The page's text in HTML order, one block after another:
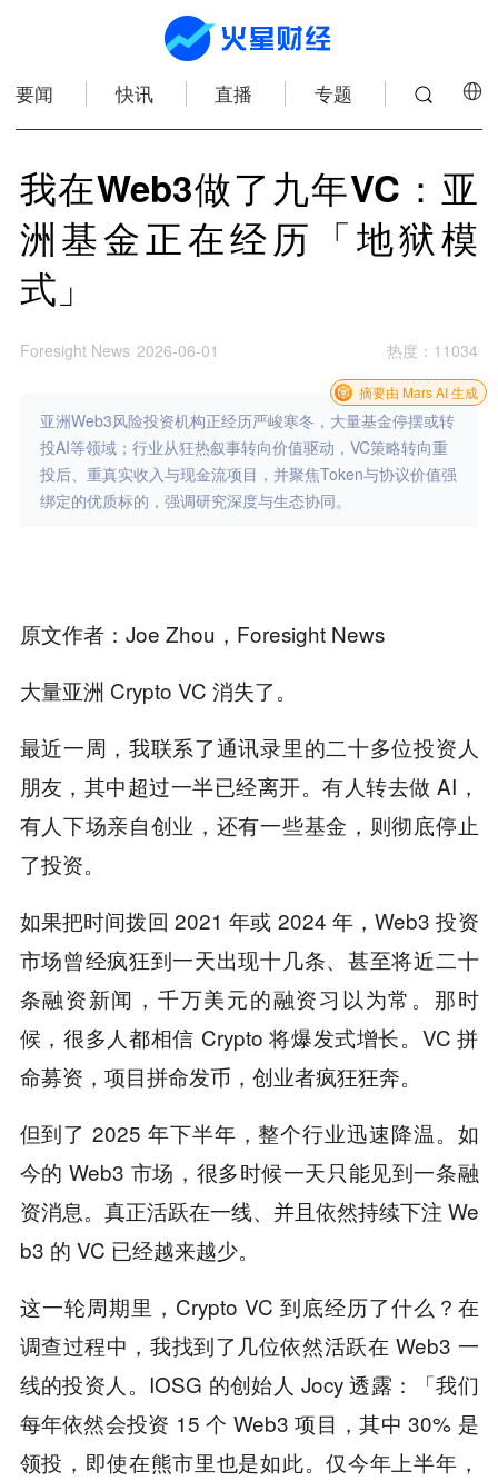
要闻 快讯 直播 专题
我在Web3做了九年VC：亚
洲基金正在经历「地狱模
式」
Foresight News 2026-06-01 热度 ： 11034
亚洲Web3风险投资机构正经历严峻寒冬，大量基金停摆或转
投AI等领域；行业从狂热叙事转向价值驱动，VC策略转向重
投后、重真实收入与现金流项目，并聚焦Token与协议价值强
绑定的优质标的，强调研究深度与生态协同。
摘要由 Mars AI 生成
原文作者：Joe Zhou，Foresight News
大量亚洲 Crypto VC 消失了。
最近一周，我联系了通讯录里的二十多位投资人
朋友，其中超过一半已经离开。有人转去做 AI，
有人下场亲自创业，还有一些基金，则彻底停止
了投资。
如果把时间拨回 2021 年或 2024 年，Web3 投资
市场曾经疯狂到一天出现十几条、甚至将近二十
条融资新闻，千万美元的融资习以为常。那时
候，很多人都相信 Crypto 将爆发式增长。VC 拼
命募资，项目拼命发币，创业者疯狂狂奔。
但到了 2025 年下半年，整个行业迅速降温。如
今的 Web3 市场，很多时候一天只能见到一条融
资消息。真正活跃在一线、并且依然持续下注 We
b3 的 VC 已经越来越少。
这一轮周期里，Crypto VC 到底经历了什么？在
调查过程中，我找到了几位依然活跃在 Web3 一
线的投资人。IOSG 的创始人 Jocy 透露：「我们
每年依然会投资 15 个 Web3 项目，其中 30% 是
领投，即使在熊市里也是如此。仅今年上半年，